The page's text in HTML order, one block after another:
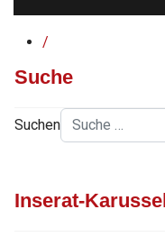
/
Suche
Suchen
Inserat-Karussell